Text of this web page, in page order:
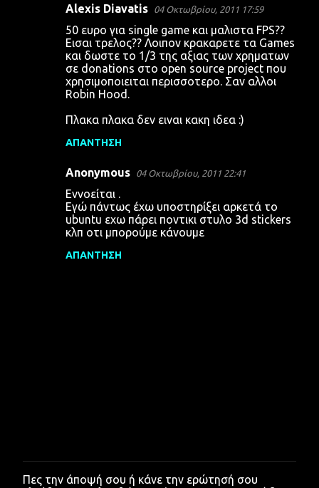
Alexis Diavatis 04 Οκτωβρίου, 2011 17:59
50 ευρο για single game και μαλιστα FPS??
Εισαι τρελος?? Λοιπον κρακαρετε τα Games
και δωστε το 1/3 της αξιας των χρηματων
σε donations στο open source project που
χρησιμοποιειται περισσοτερο. Σαν αλλοι
Robin Hood.
Πλακα πλακα δεν ειναι κακη ιδεα :)
ΑΠΆΝΤΗΣΗ
Anonymous 04 Οκτωβρίου, 2011 22:41
Εννοείται .
Εγώ πάντως έχω υποστηρίξει αρκετά το
ubuntu εχω πάρει ποντικι στυλο 3d stickers
κλπ οτι μπορούμε κάνουμε
ΑΠΆΝΤΗΣΗ
Δ
Πες την άποψή σου ή κάνε την ερώτησή σου